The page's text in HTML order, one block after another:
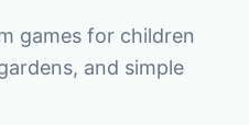
games for children
and simple